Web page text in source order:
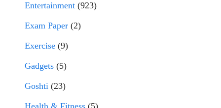
Entertainment (923)
Exam Paper (2)
Exercise (9)
Gadgets (5)
Goshti (23)